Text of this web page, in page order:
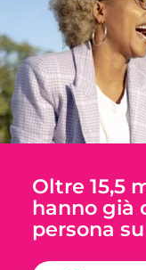
Oltre 15,5
hanno già
persona